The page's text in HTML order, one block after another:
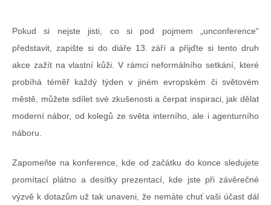
Pokud si nejste jisti, co si pod pojmem „unconference“
představit, zapište si do diáře 13. září a přijďte si tento druh
akce zažít na vlastní kůži. V rámci neformálního setkání, které
probíhá téměř každý týden v jiném evropském či světovém
městě, můžete sdílet své zkušenosti a čerpat inspiraci, jak dělat
moderní nábor, od kolegů ze světa interního, ale i agenturního
náboru.
Zapomeňte na konference, kde od začátku do konce sledujete
promítací plátno a desítky prezentací, kde jste při závěrečné
výzvě k dotazům už tak unaveni, že nemáte chuť vaši účast dál